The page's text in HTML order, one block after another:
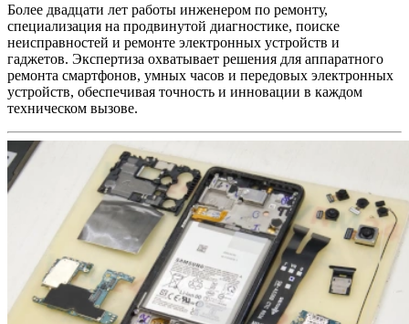
Более двадцати лет работы инженером по ремонту,
специализация на продвинутой диагностике, поиске
неисправностей и ремонте электронных устройств и
гаджетов. Экспертиза охватывает решения для аппаратного
ремонта смартфонов, умных часов и передовых электронных
устройств, обеспечивая точность и инновации в каждом
техническом вызове.